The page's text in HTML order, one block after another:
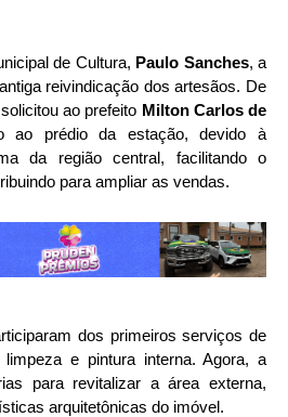
de Cultura, Paulo Sanches, a
reivindicação dos artesãos. De
ao prefeito Milton Carlos de
ao prédio da estação, devido à
da região central, facilitando o
para ampliar as vendas.
dos primeiros serviços de
limpeza e pintura interna. Agora, a
para revitalizar a área externa,
arquitetônicas do imóvel.